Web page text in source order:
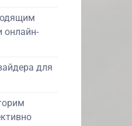
онлайн-
для